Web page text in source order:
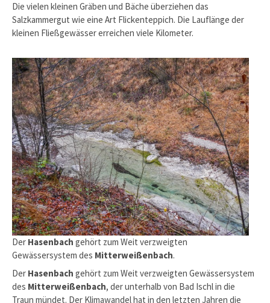
Die vielen kleinen Gräben und Bäche überziehen das
Salzkammergut wie eine Art Flickenteppich. Die Lauflänge der
kleinen Fließ­ge­wässer erreichen viele Kilometer.
Der Hasenbach gehört zum Weit verzweigten
Gewässersystem des Mitterweißenbach.
Der Hasenbach gehört zum Weit verzweigten Gewässersystem
des Mitterweißenbach, der unterhalb von Bad Ischl in die
Traun mündet. Der Klimawandel hat in den letzten Jahren die